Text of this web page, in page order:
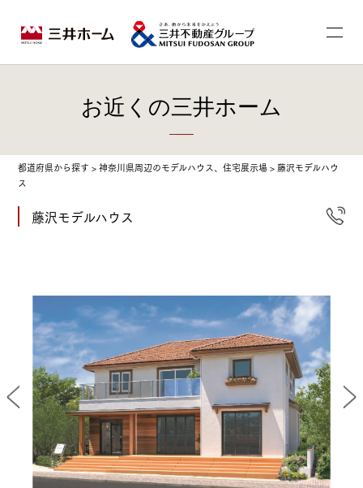
お近くの三井ホーム
都道府県から探す >神奈川県周辺のモデルハウス、住宅展示場>藤沢モデルハウ
ス
藤沢モデルハウス